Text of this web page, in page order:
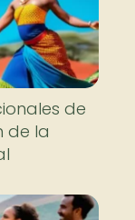
de
de la